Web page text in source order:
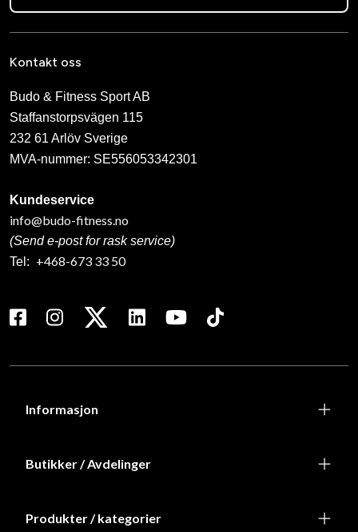
Kontakt oss
Budo & Fitness Sport AB
Staffanstorpsvägen 115
232 61 Arlöv Sverige
MVA-nummer: SE556053342301
Kundeservice
info@budo-fitness.no
(Send e-post for rask service)
Tel: +468-673 33 50
Informasjon
Butikker / Avdelinger
Produkter / kategorier